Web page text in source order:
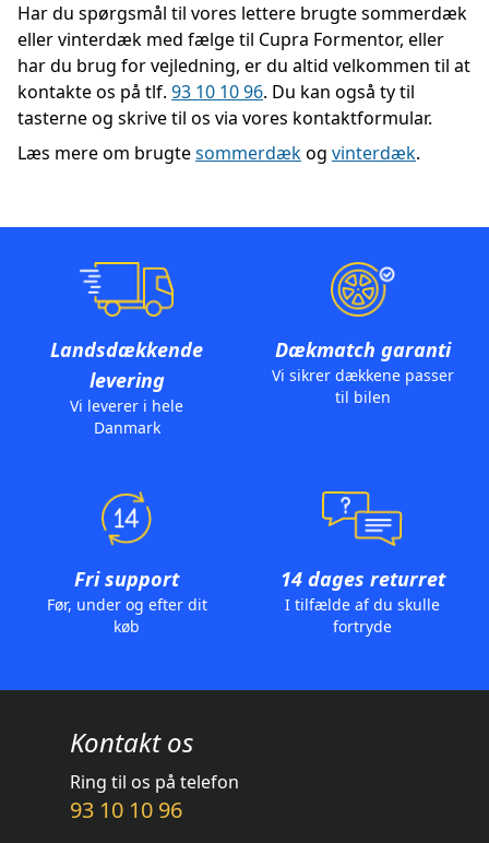
Har du spørgsmål til vores lettere brugte sommerdæk
eller vinterdæk med fælge til Cupra Formentor, eller
har du brug for vejledning, er du altid velkommen til at
kontakte os på tlf. 93 10 10 96. Du kan også ty til
tasterne og skrive til os via vores kontaktformular.
Læs mere om brugtesommerdækog vinterdæk.
Landsdækkende
levering
Vi leverer i hele
Danmark
Dækmatch garanti
Vi sikrer dækkene passer
til bilen
Fri support
Før, under og efter dit
køb
14 dages returret
I tilfælde af du skulle
fortryde
Kontakt os
Ring til os på telefon
93 10 10 96